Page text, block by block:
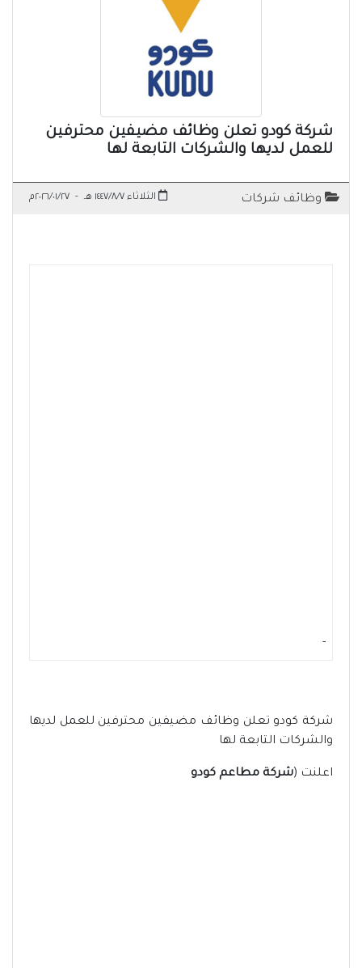
شركة كودو تعلن وظائف مضيفين محترفين
للعمل لديها والشركات التابعة لها
وظائف شركات الثلاثاء ١٤٤٧/٨/٧ هـ - ٢٠٢٦/٠١/٢٧م
-
شركة كودو تعلن وظائف مضيفين محترفين للعمل لديها
والشركات التابعة لها
اعلنت (شركة مطاعم كودو